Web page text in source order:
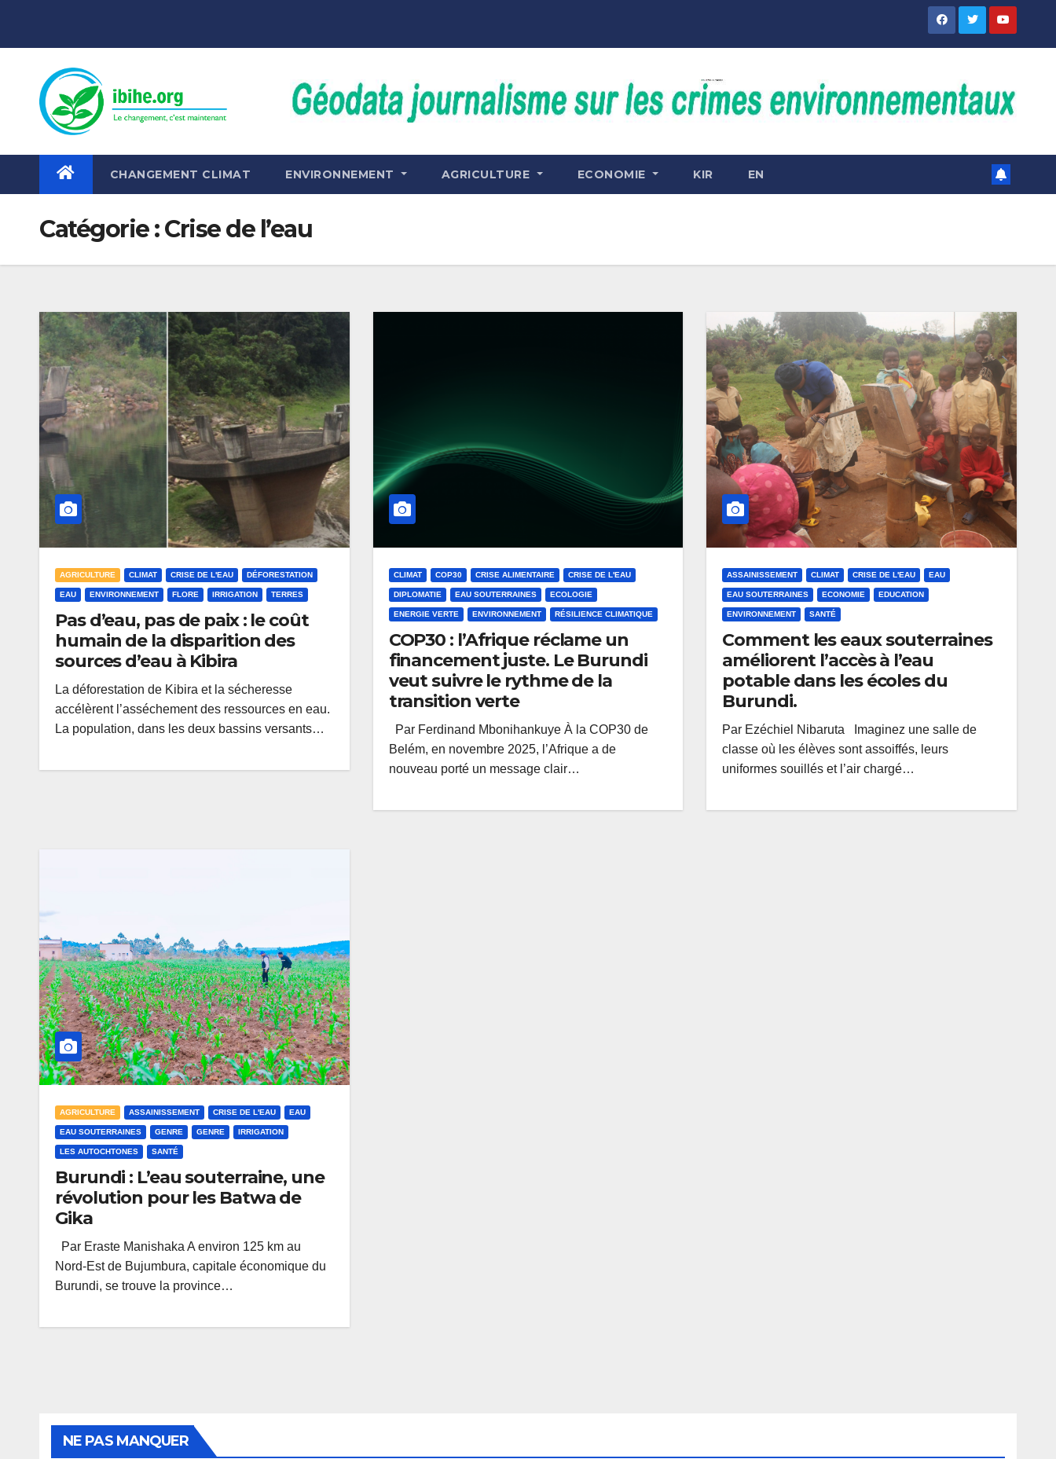
CHANGEMENT CLIMAT ENVIRONNEMENT AGRICULTURE ECONOMIE KIR EN
Catégorie :Crise de l’eau
AGRICULTURE CLIMAT CRISE DE L'EAU DÉFORESTATION
EAU ENVIRONNEMENT FLORE IRRIGATION TERRES
Pas d’eau, pas de paix : le coût
humain de la disparition des
sources d’eau à Kibira
La déforestation de Kibira et la sécheresse
accélèrent l’asséchement des ressources en eau.
La population, dans les deux bassins versants…
CLIMAT COP30 CRISE ALIMENTAIRE CRISE DE L'EAU
DIPLOMATIE EAU SOUTERRAINES ECOLOGIE
ENERGIE VERTE ENVIRONNEMENT RÉSILIENCE CLIMATIQUE
COP30 : l’Afrique réclame un
financement juste. Le Burundi
veut suivre le rythme de la
transition verte
Par Ferdinand Mbonihankuye À la COP30 de
Belém, en novembre 2025, l’Afrique a de
nouveau porté un message clair…
ASSAINISSEMENT CLIMAT CRISE DE L'EAU EAU
EAU SOUTERRAINES ECONOMIE EDUCATION
ENVIRONNEMENT SANTÉ
Comment les eaux souterraines
améliorent l’accès à l’eau
potable dans les écoles du
Burundi.
Par Ezéchiel Nibaruta Imaginez une salle de
classe où les élèves sont assoiffés, leurs
uniformes souillés et l’air chargé…
AGRICULTURE ASSAINISSEMENT CRISE DE L'EAU EAU
EAU SOUTERRAINES GENRE GENRE IRRIGATION
LES AUTOCHTONES SANTÉ
Burundi : L’eau souterraine, une
révolution pour les Batwa de
Gika
Par Eraste Manishaka A environ 125 km au
Nord-Est de Bujumbura, capitale économique du
Burundi, se trouve la province…
NE PAS MANQUER